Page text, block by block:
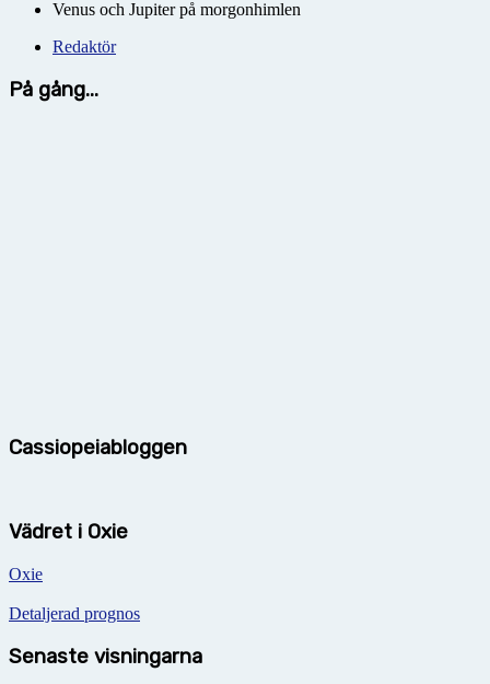
Venus och Jupiter på morgonhimlen
Redaktör
På gång...
Cassiopeiabloggen
Vädret i Oxie
Oxie
Detaljerad prognos
Senaste visningarna